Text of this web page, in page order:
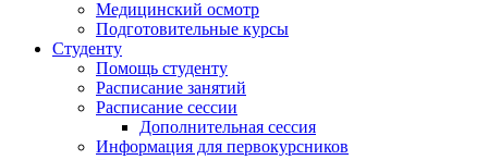
Медицинский осмотр
Подготовительные курсы
Студенту
Помощь студенту
Расписание занятий
Расписание сессии
Дополнительная сессия
Информация для первокурсников